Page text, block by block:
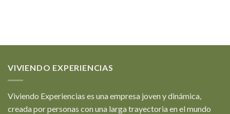
VIVIENDO EXPERIENCIAS
Viviendo Experiencias es una empresa joven y dinámica,
creada por personas con una larga trayectoria en el mundo